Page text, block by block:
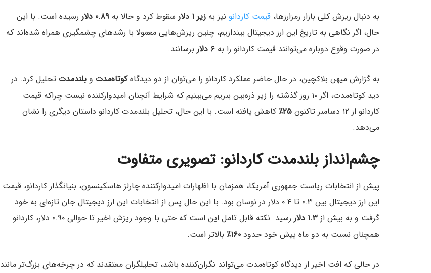
به دنبال ریزش کلی بازار رمزارزها، قیمت کاردانو نیز به زیر ۱ دلار سقوط کرد و حالا به ۰.۸۹ دلار
رسیده است. با این
حال، اگر نگاهی به تاریخ این ارز دیجیتال بیندازیم، چنین ریزش‌هایی معمولا با رشدهای چشمگیری همراه شده‌اند که
در صورت وقوع دوباره می‌توانند قیمت کاردانو را به ۶ دلار برسانند.
به گزارش میهن بلاکچین، در حال حاضر عملکرد کاردانو را می‌توان از دو دیدگاهکوتاه‌مدت و بلندمدت تحلیل کرد. در
دید کوتاه‌مدت، اگر ۱۰ روز گذشته را زیر ذره‌بین ببریم می‌بینیم که شرایط آنچنان امیدوارکننده نیست چراکه قیمت
کاردانو از ۱۲ دسامبر تاکنون
کاهش یافته است. با این حال، تحلیل بلندمدت کاردانو داستان دیگری را نشان
می‌دهد.
چشم‌انداز بلندمدت کاردانو: تصویری متفاوت
پیش از انتخابات ریاست جمهوری آمریکا، همزمان با اظهارات امیدوارکننده چارلز هاسکینسون، بنیانگذار کاردانو، قیمت
این ارز دیجیتال بین ۰.۳ تا ۰.۴ دلار در نوسان بود. با این حال‌ پس از انتخابات این ارز دیجیتال جان تازه‌ای به خود
گرفت و به بیش از ۱.۳ دلار
رسید. نکته قابل تامل این است که حتی با وجود ریزش اخیر تا حوالی ۰.۹۰ دلار، کاردانو
همچنان نسبت به دو ماه پیش خود حدود ۱۶۰٪ بالاتر است.
در حالی که افت اخیر از دیدگاه کوتاه‌مدت می‌تواند نگران‌کننده باشد، تحلیلگران معتقدند که در چرخه‌های بزرگ‌تر مانند